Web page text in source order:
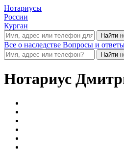
Нотариусы
России
Курган
Все о наследстве Вопросы и
Нотариус